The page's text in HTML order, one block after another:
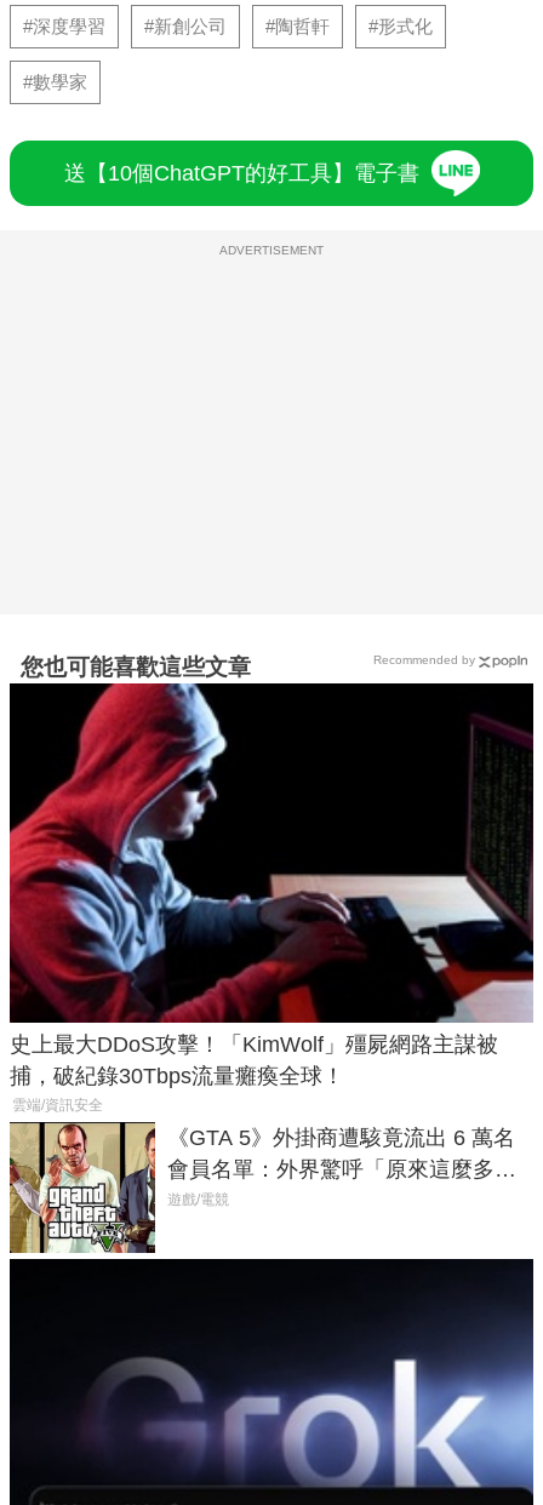
#深度學習 #新創公司 #陶哲軒 #形式化
#數學家
送【10個ChatGPT的好工具】電子書
ADVERTISEMENT
您也可能喜歡這些文章
史上最大DDoS攻擊！「KimWolf」殭屍網路主謀被
捕，破紀錄30Tbps流量癱瘓全球！
雲端/資訊安全
《GTA 5》外掛商遭駭竟流出 6 萬名
會員名單：外界驚呼「原來這麼多人
在開掛！」
遊戲/電競
Recommended by